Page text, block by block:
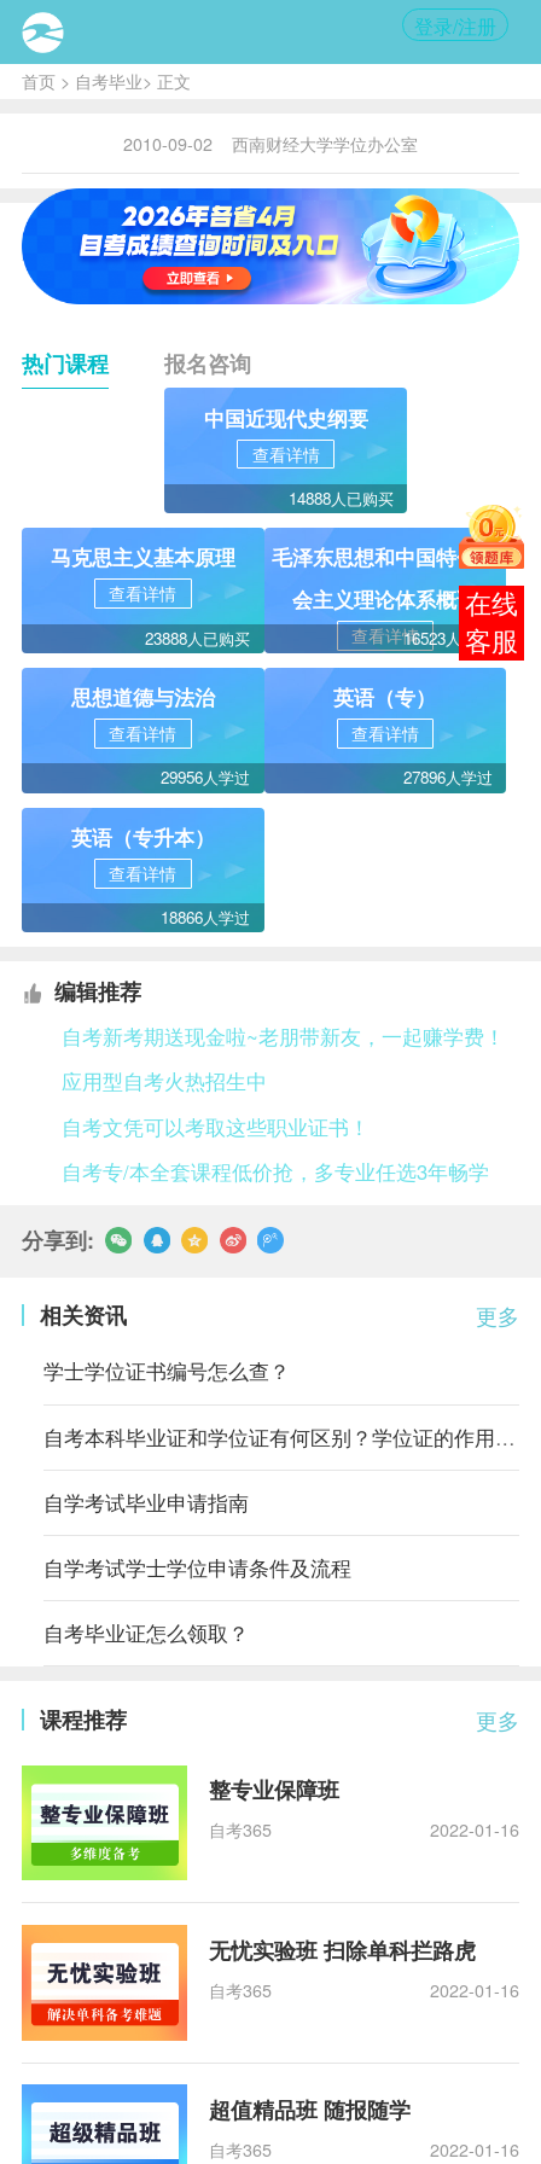
登录/注册
首页> 自考毕业> 正文
2010-09-02 西南财经大学学位办公室
热门课程 报名咨询
中国近现代史纲要
查看详情
14888人已购买
马克思主义基本原理
查看详情
23888人已购买
毛泽东思想和中国特色社
会主义理论体系概论
查看详情16523人学过
思想道德与法治
查看详情
29956人学过
英语（专）
查看详情
27896人学过
英语（专升本）
查看详情
18866人学过
编辑推荐
自考新考期送现金啦~老朋带新友，一起赚学费！
应用型自考火热招生中
自考文凭可以考取这些职业证书！
自考专/本全套课程低价抢，多专业任选3年畅学
分享到:
更多
相关资讯
学士学位证书编号怎么查？
自考本科毕业证和学位证有何区别？学位证的作用有哪些？
自学考试毕业申请指南
自学考试学士学位申请条件及流程
自考毕业证怎么领取？
更多
课程推荐
整专业保障班
自考365 2022-01-16
无忧实验班 扫除单科拦路虎
自考365 2022-01-16
超值精品班 随报随学
自考365 2022-01-16
在线
客服